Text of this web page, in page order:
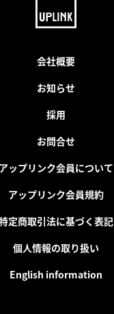
会社概要
お知らせ
採用
お問合せ
アップリンク会員について
アップリンク会員規約
定商取引法に基づく表記
個人情報の取り扱い
English information